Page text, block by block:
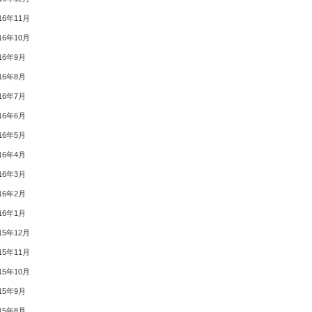
年11月
年10月
年9月
年8月
年7月
年6月
年5月
年4月
年3月
年2月
年1月
年12月
年11月
年10月
年9月